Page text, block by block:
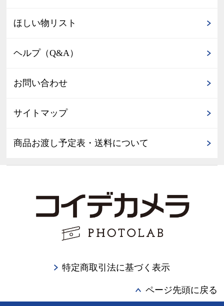
ほしい物リスト
ヘルプ（Q&A）
お問い合わせ
サイトマップ
商品お渡し予定表・送料について
特定商取引法に基づく表示
ページ先頭に戻る